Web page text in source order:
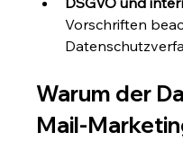
Vorschriften
Warum der
Mail-